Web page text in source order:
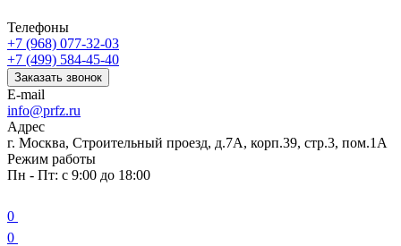
Телефоны
+7 (968) 077-32-03
+7 (499) 584-45-40
Заказать звонок
E-mail
info@prfz.ru
Адрес
г. Москва, Строительный проезд, д.7А, корп.39, стр.3, пом.1А
Режим работы
Пн - Пт: с 9:00 до 18:00
0
0